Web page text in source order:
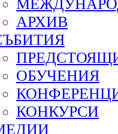
АРХИВ
ОБУЧЕНИЯ
КОНКУРСИ